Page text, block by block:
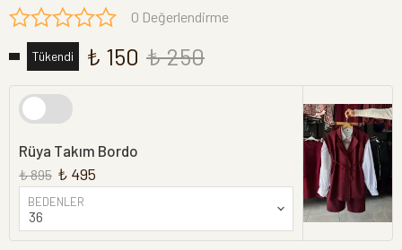
0 Değerlendirme
Tükendi ₺ 150 ₺ 250
Rüya Takım Bordo
₺ 895 ₺ 495
BEDENLER